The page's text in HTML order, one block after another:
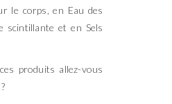
le corps, en Eau des
scintillante et en Sels
produits allez-vous